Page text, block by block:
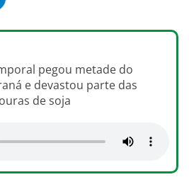
pegou metade do
e devastou parte das
de soja